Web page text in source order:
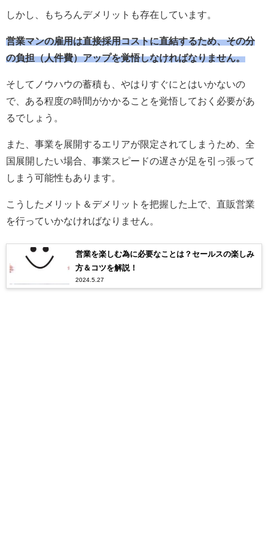
しかし、もちろんデメリットも存在しています。
営業マンの雇用は直接採用コストに直結するため、その分
の負担（人件費）アップを覚悟しなければなりません。
そしてノウハウの蓄積も、やはりすぐにとはいかないの
で、ある程度の時間がかかることを覚悟しておく必要があ
るでしょう。
また、事業を展開するエリアが限定されてしまうため、全
国展開したい場合、事業スピードの遅さが足を引っ張って
しまう可能性もあります。
こうしたメリット＆デメリットを把握した上で、直販営業
を行っていかなければなりません。
営業を楽しむ為に必要なことは？セールスの楽しみ
方＆コツを解説！
2024.5.27